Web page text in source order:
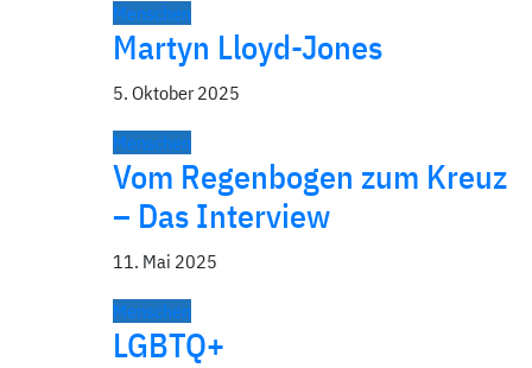
Menschen
Martyn Lloyd-Jones
5. Oktober 2025
Menschen
Vom Regenbogen zum Kreuz
– Das Interview
11. Mai 2025
Menschen
LGBTQ+